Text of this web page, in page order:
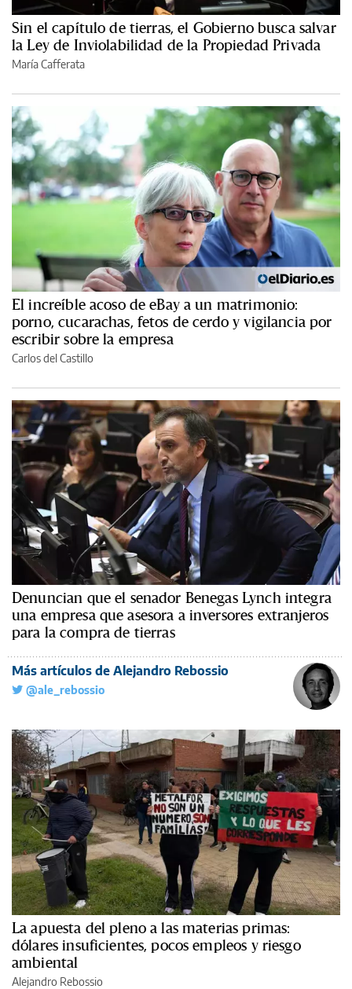
Sin el capítulo de tierras, el Gobierno busca salvar
la Ley de Inviolabilidad de la Propiedad Privada
María Cafferata
El increíble acoso de eBay a un matrimonio:
porno, cucarachas, fetos de cerdo y vigilancia por
escribir sobre la empresa
Carlos del Castillo
Denuncian que el senador Benegas Lynch integra
una empresa que asesora a inversores extranjeros
para la compra de tierras
Más artículos de Alejandro Rebossio
@ale_rebossio
La apuesta del pleno a las materias primas:
dólares insuficientes, pocos empleos y riesgo
ambiental
Alejandro Rebossio